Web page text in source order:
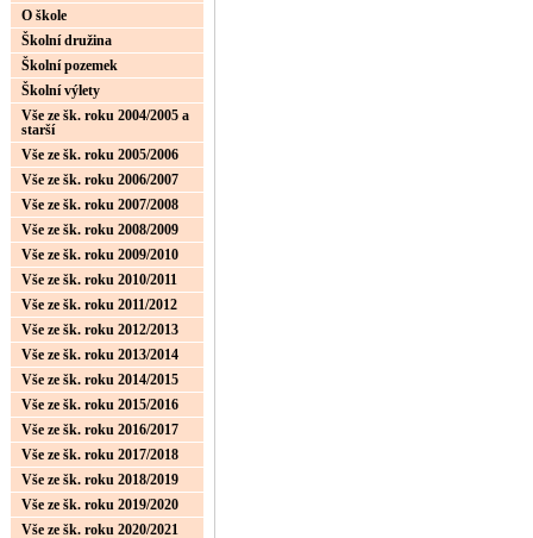
O škole
Školní družina
Školní pozemek
Školní výlety
Vše ze šk. roku 2004/2005 a
starší
Vše ze šk. roku 2005/2006
Vše ze šk. roku 2006/2007
Vše ze šk. roku 2007/2008
Vše ze šk. roku 2008/2009
Vše ze šk. roku 2009/2010
Vše ze šk. roku 2010/2011
Vše ze šk. roku 2011/2012
Vše ze šk. roku 2012/2013
Vše ze šk. roku 2013/2014
Vše ze šk. roku 2014/2015
Vše ze šk. roku 2015/2016
Vše ze šk. roku 2016/2017
Vše ze šk. roku 2017/2018
Vše ze šk. roku 2018/2019
Vše ze šk. roku 2019/2020
Vše ze šk. roku 2020/2021